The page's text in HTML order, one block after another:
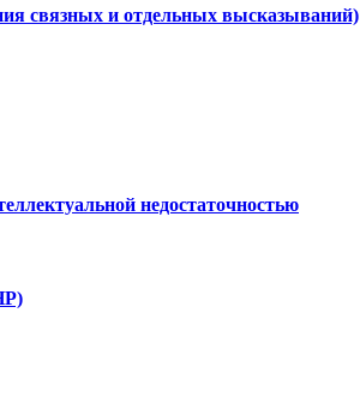
связных и отдельных высказываний)
недостаточностью